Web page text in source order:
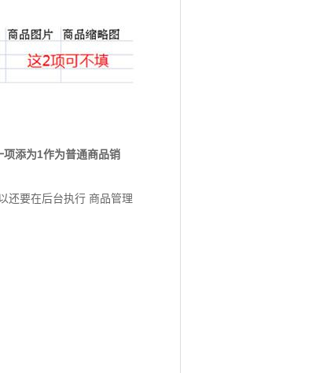
添为1作为普通商品销
还要在后台执行 商品管理